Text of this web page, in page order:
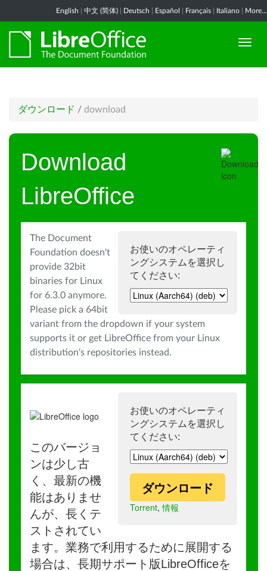
English 中文 (简体) Deutsch Español Français Italiano More...
ダウンロード / download
Download
LibreOffice
お使いのオペレーティ
ングシステムを選択し
てください:
The Document
Foundation doesn't
provide 32bit
binaries for Linux
for 6.3.0 anymore.
Please pick a 64bit
variant from the dropdown if your system
supports it or get LibreOffice from your Linux
distribution's repositories instead.
お使いのオペレーティ
ングシステムを選択し
てください:
ダウンロード
Torrent,情報
このバージョ
ンは少し古
く、最新の機
能はありませ
んが、長くテ
ストされてい
ます。業務で利用するために展開する
場合は、長期サポート版LibreOfficeを